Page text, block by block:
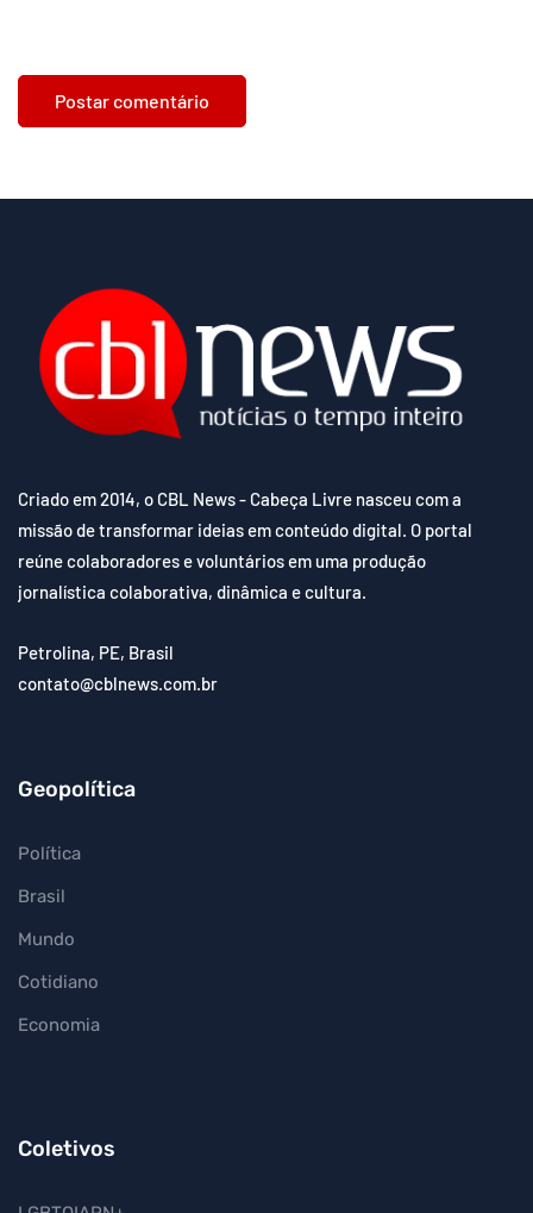
Criado em 2014, o CBL News - Cabeça Livre nasceu com a
missão de transformar ideias em conteúdo digital. O portal
reúne colaboradores e voluntários em uma produção
jornalística colaborativa, dinâmica e cultura.
Petrolina, PE, Brasil
contato@cblnews.com.br
Geopolítica
Política
Brasil
Mundo
Cotidiano
Economia
Coletivos